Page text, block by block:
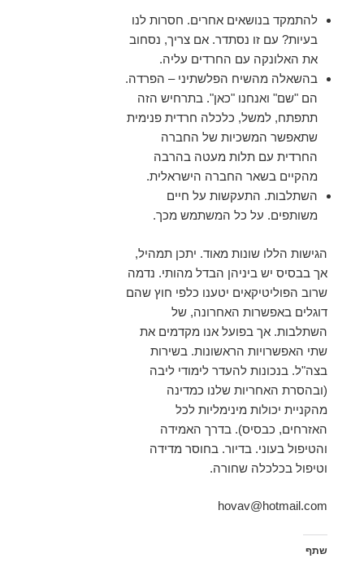
להתמקד בנושאים אחרים. חסרות לנו
בעיות? עם זו נסתדר. אם צריך, נסחוב
את האלונקה עם החרדים עליה.
בהשאלה מהשיח הפלשתיני – הפרדה.
הם "שם" ואנחנו "כאן". בתרחיש הזה
תתפתח, למשל, כלכלה חרדית פנימית
שתאפשר המשכיות של החברה
החרדית עם תלות מעטה בהרבה
מהקיים בשאר החברה הישראלית.
השתלבות. התעקשות על חיים
משותפים. על כל המשתמש מכך.
הגישות הללו שונות מאוד. יתכן תמהיל,
אך בבסיס יש ביניהן הבדל מהותי. נדמה
שרוב הפוליטיקאים יטענו כלפי חוץ שהם
דוגלים באפשרות האחרונה, של
השתלבות. אך בפועל אנו מקדמים את
שתי האפשרויות הראשונות. בשירות
בצה"ל. בנכונות להעדר לימודי ליבה
(ובהסרת האחריות שלנו כמדינה
מהקניית יכולות מינימליות לכל
האזרחים, כבסיס). בדרך האמידה
והטיפול בעוני. בדיור. בחוסר מדידה
וטיפול בכלכלה שחורה.
hovav@hotmail.com
שתף